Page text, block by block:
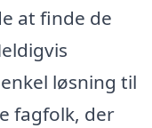
at finde de
løsning til
fagfolk, der